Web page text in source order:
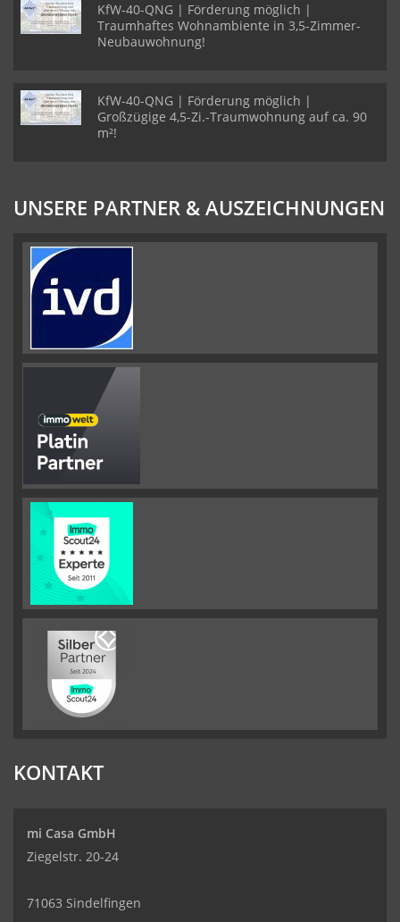
KfW-40-QNG | Förderung möglich |
Traumhaftes Wohnambiente in 3,5-Zimmer-
Neubauwohnung!
KfW-40-QNG | Förderung möglich |
Großzügige 4,5-Zi.-Traumwohnung auf ca. 90
m²!
UNSERE PARTNER & AUSZEICHNUNGEN
KONTAKT
mi Casa GmbH
Ziegelstr. 20-24
71063 Sindelfingen